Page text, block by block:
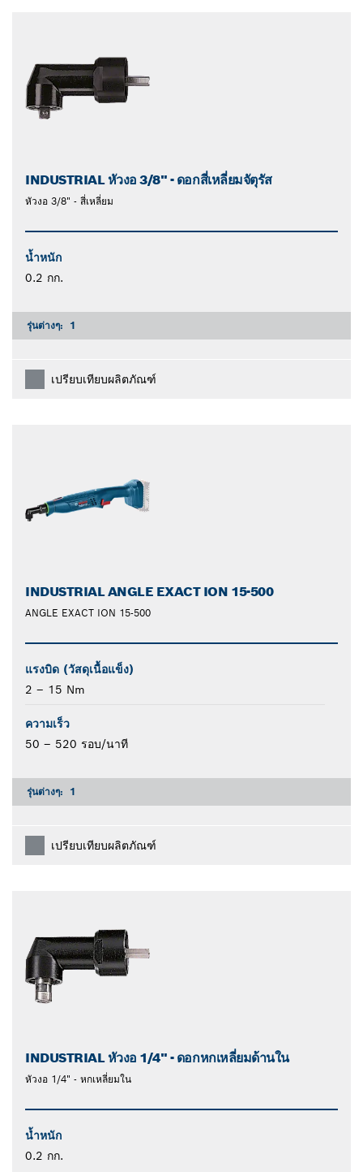
INDUSTRIAL หัวงอ 3/8" - ดอกสี่เหลี่ยมจัตุรัส
หัวงอ 3/8" - สี่เหลี่ยม
น้ำหนัก
0.2 กก.
รุ่นต่างๆ: 1
เปรียบเทียบผลิตภัณฑ์
INDUSTRIAL ANGLE EXACT ION 15-500
ANGLE EXACT ION 15-500
แรงบิด (วัสดุเนื้อแข็ง)
2 – 15 Nm
ความเร็ว
50 – 520 รอบ/นาที
รุ่นต่างๆ: 1
เปรียบเทียบผลิตภัณฑ์
INDUSTRIAL หัวงอ 1/4" - ดอกหกเหลี่ยมด้านใน
หัวงอ 1/4" - หกเหลี่ยมใน
น้ำหนัก
0.2 กก.